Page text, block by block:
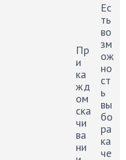
Пр
и
ка
жд
ом
ска
чи
ва
ни
Ес
ть
во
зм
ож
но
ст
ь
вы
бо
ра
ка
че